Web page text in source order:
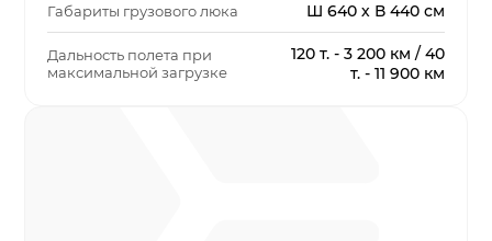
Габариты грузового люка Ш 640 х В 440 см
Дальность полета при
максимальной загрузке
120 т. - 3 200 км / 40
т. - 11 900 км